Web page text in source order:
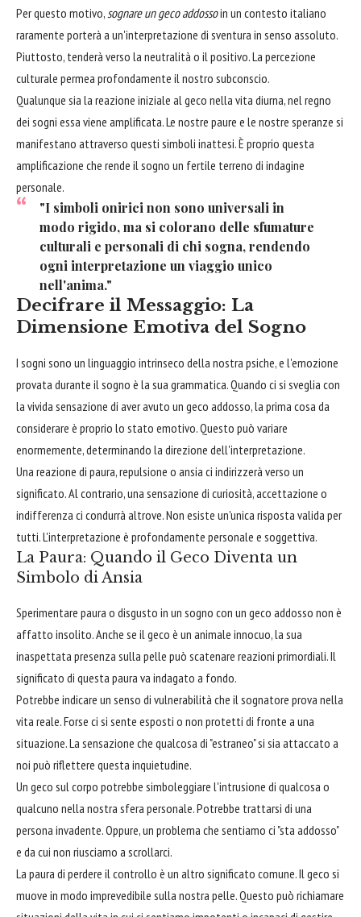
Per questo motivo, sognare un geco addossoin un contesto italiano
raramente porterà a un'interpretazione di sventura in senso assoluto.
Piuttosto, tenderà verso la neutralità o il positivo. La percezione
culturale permea profondamente il nostro subconscio.
Qualunque sia la reazione iniziale al geco nella vita diurna, nel regno
dei sogni essa viene amplificata. Le nostre paure e le nostre speranze si
manifestano attraverso questi simboli inattesi. È proprio questa
amplificazione che rende il sogno un fertile terreno di indagine
personale.
"I simboli onirici non sono universali in
modo rigido, ma si colorano delle sfumature
culturali e personali di chi sogna, rendendo
ogni interpretazione un viaggio unico
nell'anima."
Decifrare il Messaggio: La
Dimensione Emotiva del Sogno
I sogni sono un linguaggio intrinseco della nostra psiche, e l'emozione
provata durante il sogno è la sua grammatica. Quando ci si sveglia con
la vivida sensazione di aver avuto un geco addosso, la prima cosa da
considerare è proprio lo stato emotivo. Questo può variare
enormemente, determinando la direzione dell'interpretazione.
Una reazione di paura, repulsione o ansia ci indirizzerà verso un
significato. Al contrario, una sensazione di curiosità, accettazione o
indifferenza ci condurrà altrove. Non esiste un'unica risposta valida per
tutti. L'interpretazione è profondamente personale e soggettiva.
La Paura: Quando il Geco Diventa un
Simbolo di Ansia
Sperimentare paura o disgusto in un sogno con un geco addosso non è
affatto insolito. Anche se il geco è un animale innocuo, la sua
inaspettata presenza sulla pelle può scatenare reazioni primordiali. Il
significato di questa paura va indagato a fondo.
Potrebbe indicare un senso di vulnerabilità che il sognatore prova nella
vita reale. Forse ci si sente esposti o non protetti di fronte a una
situazione. La sensazione che qualcosa di "estraneo" si sia attaccato a
noi può riflettere questa inquietudine.
Un geco sul corpo potrebbe simboleggiare l'intrusione di qualcosa o
qualcuno nella nostra sfera personale. Potrebbe trattarsi di una
persona invadente. Oppure, un problema che sentiamo ci "sta addosso"
e da cui non riusciamo a scrollarci.
La paura di perdere il controllo è un altro significato comune. Il geco si
muove in modo imprevedibile sulla nostra pelle. Questo può richiamare